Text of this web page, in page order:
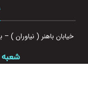
خیابان باهنر ( نیاوران )
شعبه